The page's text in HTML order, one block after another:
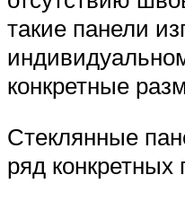
такие панели
конкретные
Стеклянные
ряд